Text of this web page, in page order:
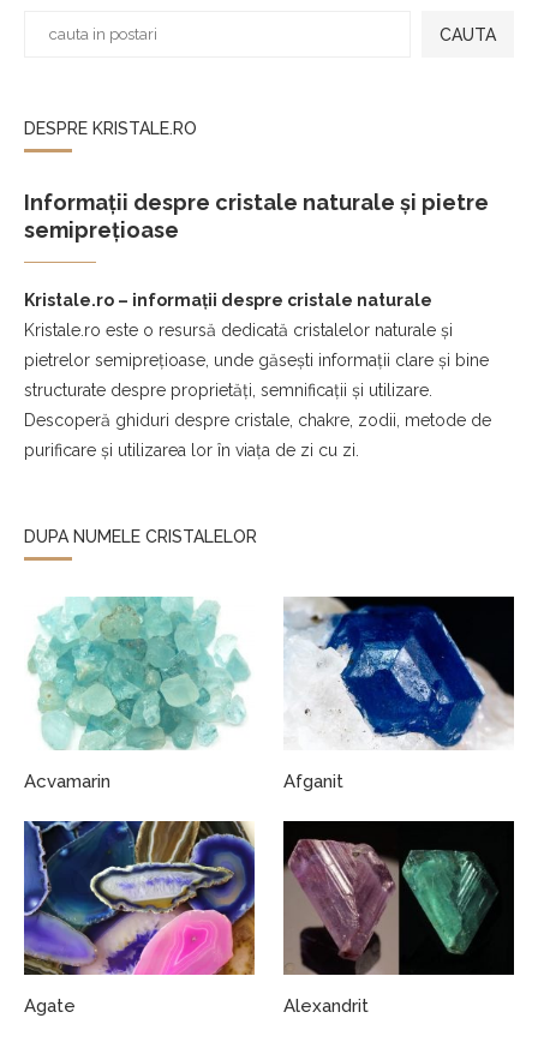
CAUTA
DESPRE KRISTALE.RO
Informații despre cristale naturale și pietre
semiprețioase
Kristale.ro – informații despre cristale naturale
Kristale.ro este o resursă dedicată cristalelor naturale și
pietrelor semiprețioase, unde găsești informații clare și bine
structurate despre proprietăți, semnificații și utilizare.
Descoperă ghiduri despre cristale, chakre, zodii, metode de
purificare și utilizarea lor în viața de zi cu zi.
DUPA NUMELE CRISTALELOR
Acvamarin Afganit
Agate Alexandrit